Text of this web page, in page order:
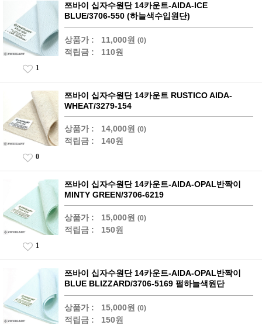
쯔바이 십자수원단 14카운트-AIDA-ICE
BLUE/3706-550 (하늘색수입원단)
상품가 : 11,000원 (0)
적립금 : 110원
1
쯔바이 십자수원단 14카운트 RUSTICO AIDA-
WHEAT/3279-154
상품가 : 14,000원 (0)
적립금 : 140원
0
쯔바이 십자수원단 14카운트-AIDA-OPAL반짝이
MINTY GREEN/3706-6219
상품가 : 15,000원 (0)
적립금 : 150원
1
쯔바이 십자수원단 14카운트-AIDA-OPAL반짝이
BLUE BLIZZARD/3706-5169 펄하늘색원단
상품가 : 15,000원 (0)
적립금 : 150원